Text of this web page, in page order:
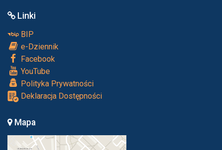
Linki
BIP
e-Dziennik
Facebook
YouTube
Polityka Prywatności
Deklaracja Dostępności
Mapa